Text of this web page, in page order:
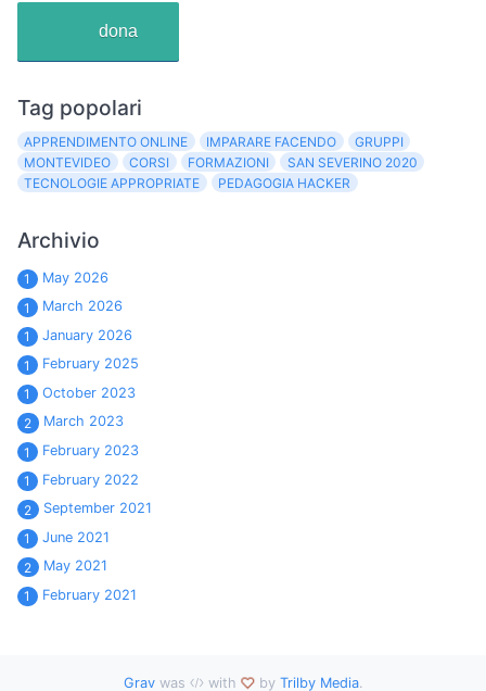
dona
Tag popolari
APPRENDIMENTO ONLINE IMPARARE FACENDO
GRUPPI
MONTEVIDEO
CORSI FORMAZIONI
SAN SEVERINO 2020
TECNOLOGIE APPROPRIATE
PEDAGOGIA HACKER
Archivio
1
May 2026
1
March 2026
1
January 2026
1
February 2025
1
October 2023
2
March 2023
1
February 2023
1
February 2022
2
September 2021
1
June 2021
2
May 2021
1
February 2021
Gravwas with by Trilby Media.